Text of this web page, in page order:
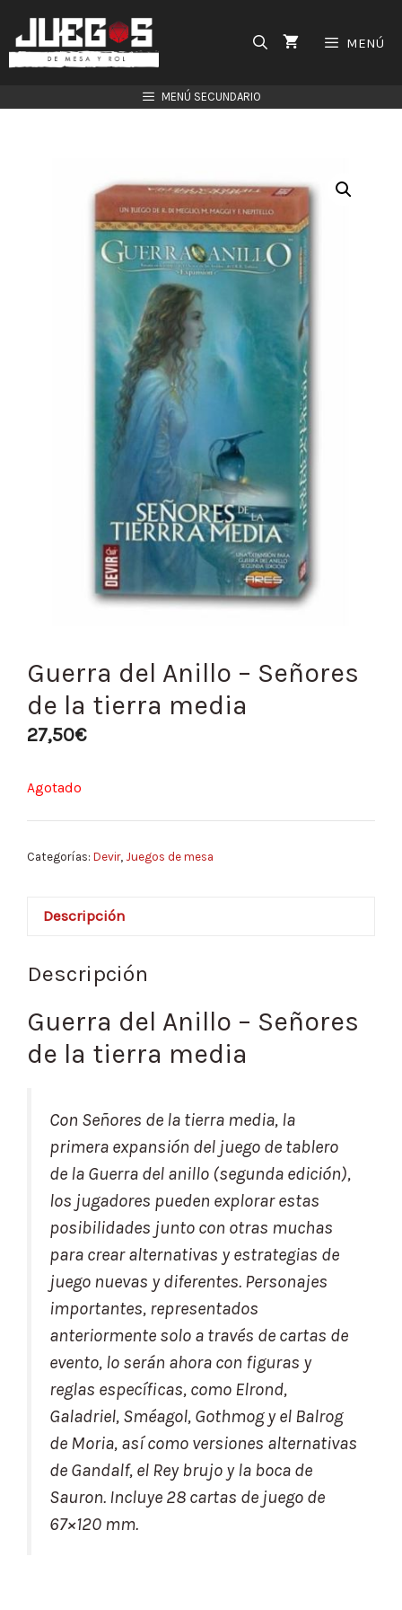
contenido
MENÚ
MENÚ SECUNDARIO
Guerra del Anillo – Señores
de la tierra media
27,50€
Agotado
Categorías: Devir, Juegos de mesa
Descripción
Descripción
Guerra del Anillo – Señores
de la tierra media
Con Señores de la tierra media, la
primera expansión del juego de tablero
de la Guerra del anillo (segunda edición),
los jugadores pueden explorar estas
posibilidades junto con otras muchas
para crear alternativas y estrategias de
juego nuevas y diferentes. Personajes
importantes, representados
anteriormente solo a través de cartas de
evento, lo serán ahora con figuras y
reglas específicas, como Elrond,
Galadriel, Sméagol, Gothmog y el Balrog
de Moria, así como versiones alternativas
de Gandalf, el Rey brujo y la boca de
Sauron. Incluye 28 cartas de juego de
67×120 mm.